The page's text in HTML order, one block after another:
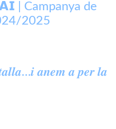
Campanya de
2025
𝒂𝒏𝒆𝒎 𝒂 𝒑𝒆𝒓 𝒍𝒂